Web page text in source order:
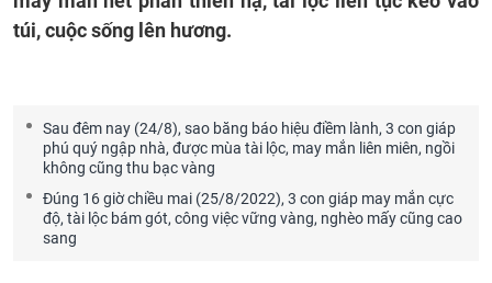
túi, cuộc sống lên hương.
Sau đêm nay (24/8), sao băng báo hiệu điềm lành, 3 con giáp
phú quý ngập nhà, được mùa tài lộc, may mắn liên miên, ngồi
không cũng thu bạc vàng
Đúng 16 giờ chiều mai (25/8/2022), 3 con giáp may mắn cực
độ, tài lộc bám gót, công việc vững vàng, nghèo mấy cũng cao
sang